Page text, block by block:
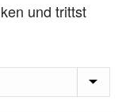
und trittst